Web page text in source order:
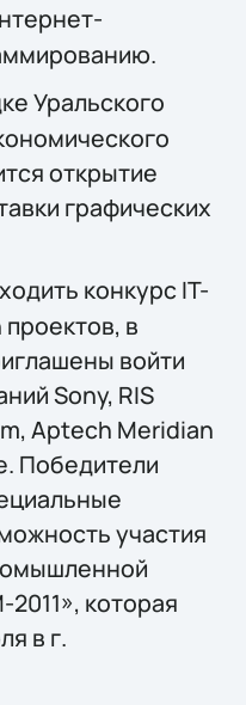
Уральского
открытие
графических
конкурс IT-
в
войти
Sony, RIS
Aptech Meridian
Победители
участия
которая
в г.